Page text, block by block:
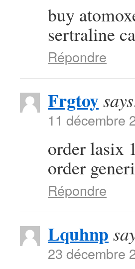
buy
sertraline ca
Répondre
Frgtoy
11 décembre
order lasix
order
Répondre
Lquhnp
23 décembre